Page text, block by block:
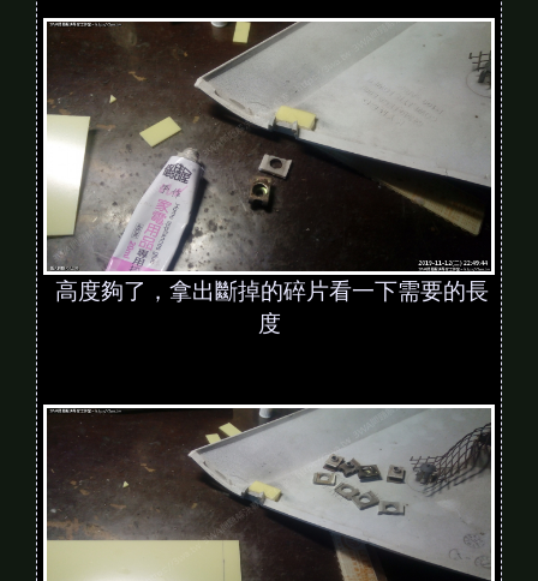
高度夠了，拿出斷掉的碎片看一下需要的長
度